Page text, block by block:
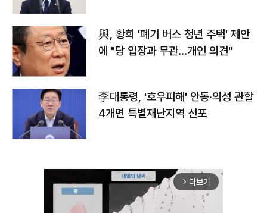
與, 황희 '폐기 버스 청년 주택' 제안
에 "당 입장과 무관…개인 의견"
李대통령, '호우피해' 안동·의성 관할
4개면 특별재난지역 선포
arrow_forward_ios 더보기